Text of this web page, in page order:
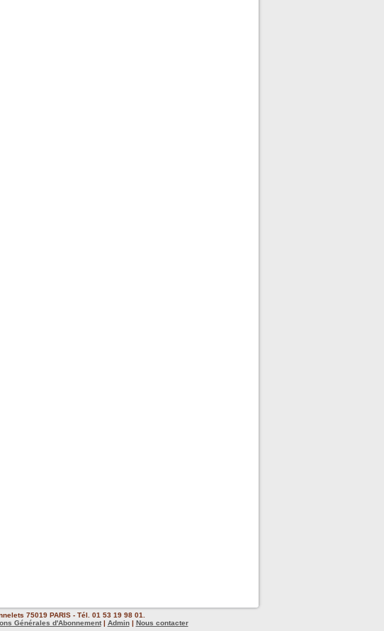
75019 PARIS - Tél. 01 53 19 98 01.
Générales d'Abonnement| Admin| Nous contacter